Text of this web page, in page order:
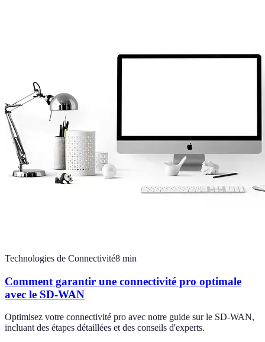
Technologies de Connectivité8 min
Comment garantir une connectivité pro optimale
avec le SD-WAN
Optimisez votre connectivité pro avec notre guide sur le SD-WAN,
incluant des étapes détaillées et des conseils d'experts.